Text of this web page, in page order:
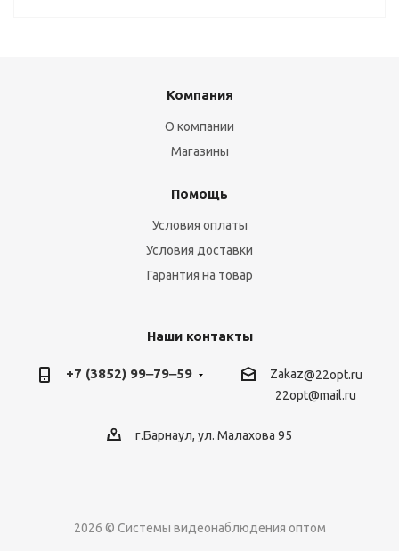
Компания
О компании
Магазины
Помощь
Условия оплаты
Условия доставки
Гарантия на товар
Наши контакты
+7 (3852) 99‒79‒59 Zakaz@22opt.ru
22opt@mail.ru
г.Барнаул, ул. Малахова 95
2026 © Системы видеонаблюдения оптом